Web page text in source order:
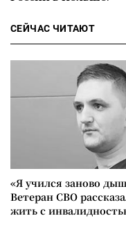
СЕЙЧАС ЧИТАЮТ
«Я учился заново
Ветеран СВО
жить с